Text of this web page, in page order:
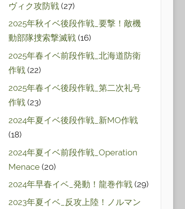
ヴィク攻防戦(27)
2025年秋イベ後段作戦_要撃！敵機
動部隊捜索撃滅戦(16)
2025年春イベ前段作戦_北海道防衛
作戦(22)
2025年春イベ後段作戦_第二次礼号
作戦(23)
2024年夏イベ後段作戦_新MO作戦
(18)
2024年夏イベ前段作戦_Operation
Menace(20)
2024年早春イベ_発動！龍巻作戦(29)
2023年夏イベ_反攻上陸！ノルマン